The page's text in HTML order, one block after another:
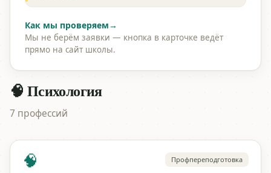
Как мы проверяем→
Мы не берём заявки — кнопка в карточке ведёт
прямо на сайт школы.
🧠 Психология
7 профессий
🧠 Профпереподготовка